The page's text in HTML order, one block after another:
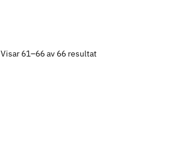
Visar 61–66 av 66 resultat